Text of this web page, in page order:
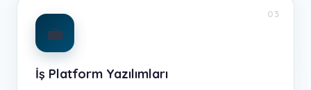
03
💼
İş Platform Yazılımları